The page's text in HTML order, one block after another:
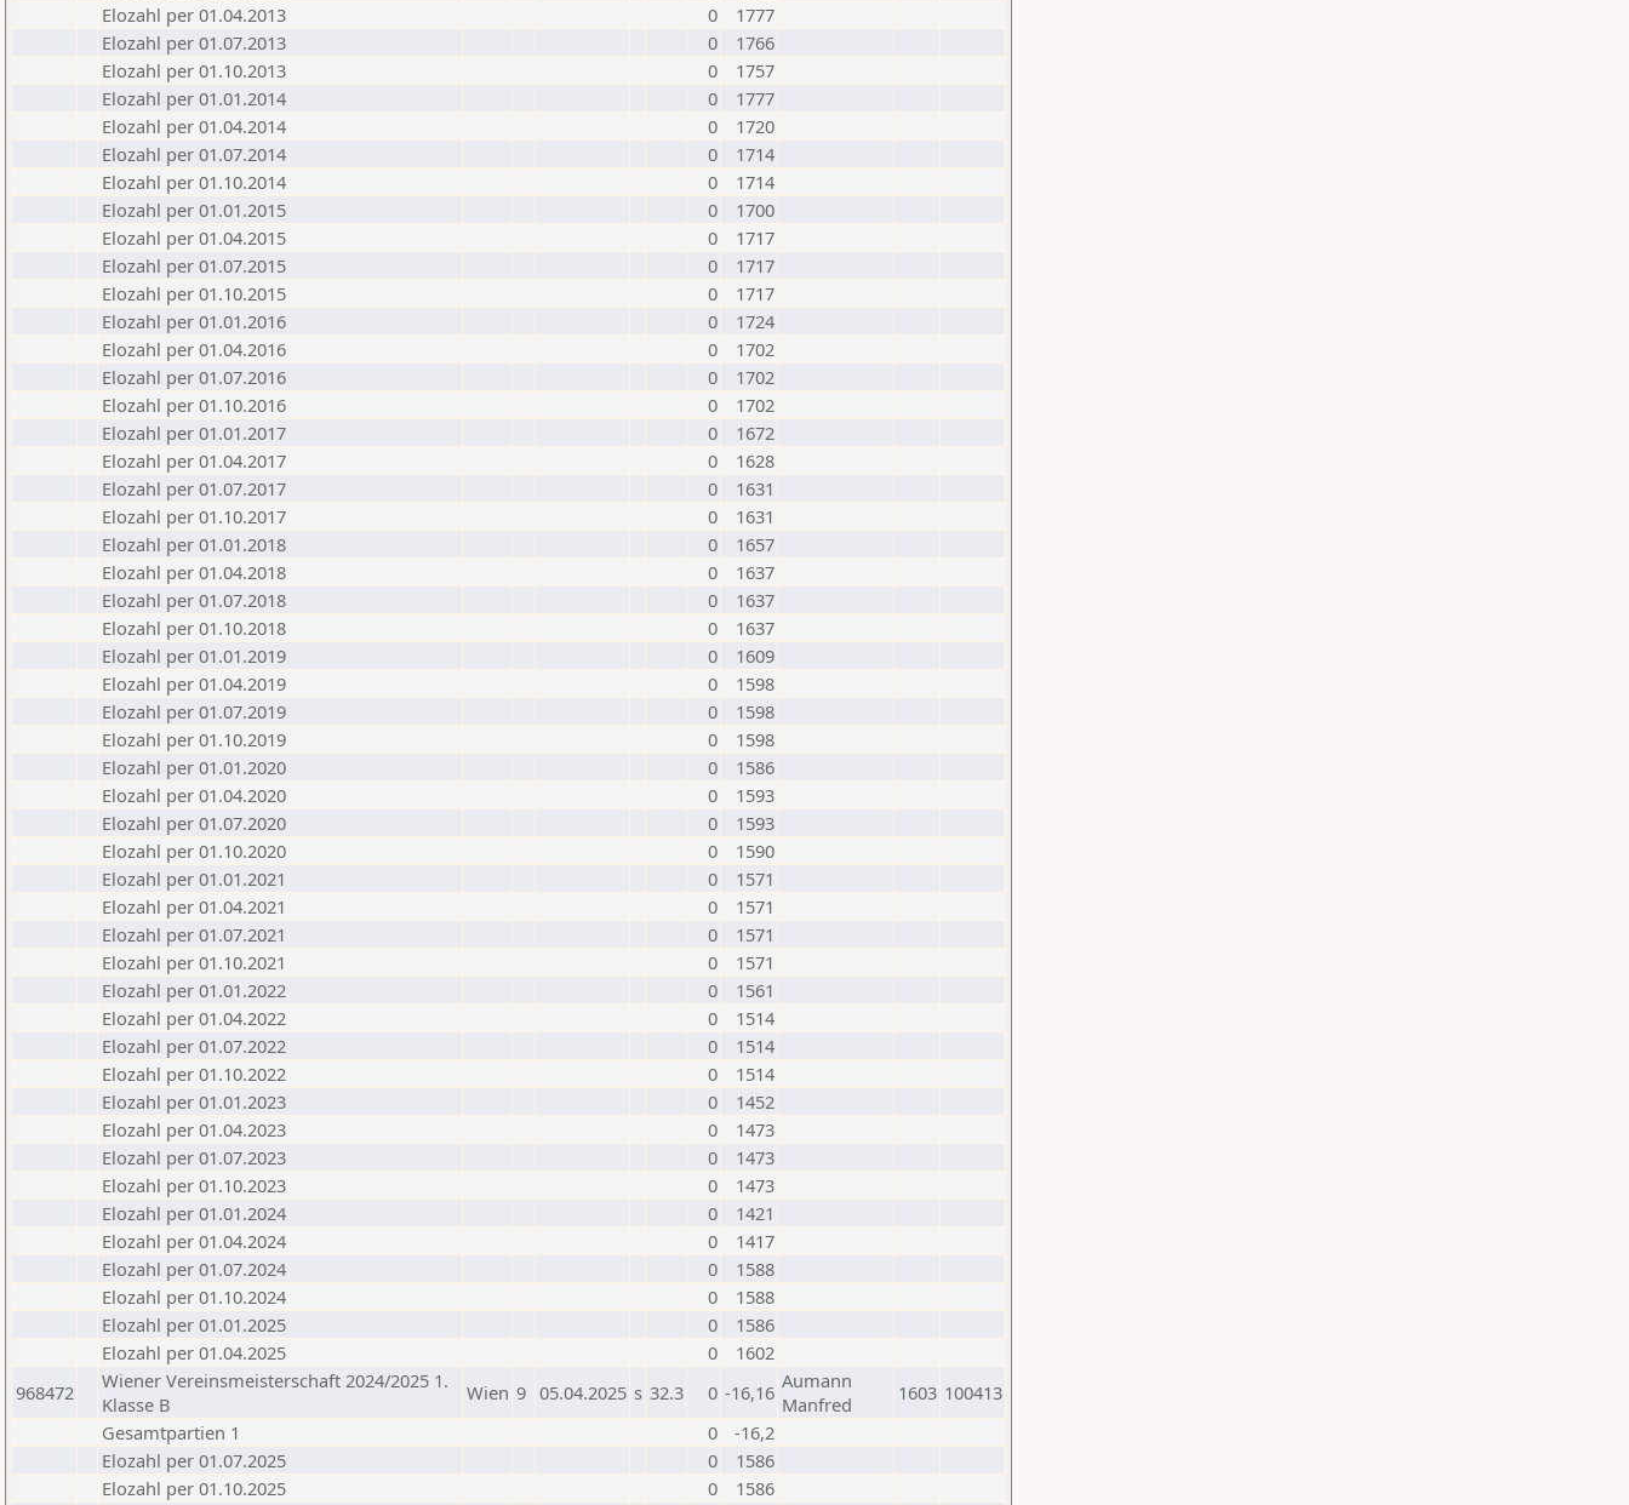
Elozahl per 01.04.2013
0
1777
Elozahl per 01.07.2013
0
1766
Elozahl per 01.10.2013
0
1757
Elozahl per 01.01.2014
0
1777
Elozahl per 01.04.2014
0
1720
Elozahl per 01.07.2014
0
1714
Elozahl per 01.10.2014
0
1714
Elozahl per 01.01.2015
0
1700
Elozahl per 01.04.2015
0
1717
Elozahl per 01.07.2015
0
1717
Elozahl per 01.10.2015
0
1717
Elozahl per 01.01.2016
0
1724
Elozahl per 01.04.2016
0
1702
Elozahl per 01.07.2016
0
1702
Elozahl per 01.10.2016
0
1702
Elozahl per 01.01.2017
0
1672
Elozahl per 01.04.2017
0
1628
Elozahl per 01.07.2017
0
1631
Elozahl per 01.10.2017
0
1631
Elozahl per 01.01.2018
0
1657
Elozahl per 01.04.2018
0
1637
Elozahl per 01.07.2018
0
1637
Elozahl per 01.10.2018
0
1637
Elozahl per 01.01.2019
0
1609
Elozahl per 01.04.2019
0
1598
Elozahl per 01.07.2019
0
1598
Elozahl per 01.10.2019
0
1598
Elozahl per 01.01.2020
0
1586
Elozahl per 01.04.2020
0
1593
Elozahl per 01.07.2020
0
1593
Elozahl per 01.10.2020
0
1590
Elozahl per 01.01.2021
0
1571
Elozahl per 01.04.2021
0
1571
Elozahl per 01.07.2021
0
1571
Elozahl per 01.10.2021
0
1571
Elozahl per 01.01.2022
0
1561
Elozahl per 01.04.2022
0
1514
Elozahl per 01.07.2022
0
1514
Elozahl per 01.10.2022
0
1514
Elozahl per 01.01.2023
0
1452
Elozahl per 01.04.2023
0
1473
Elozahl per 01.07.2023
0
1473
Elozahl per 01.10.2023
0
1473
Elozahl per 01.01.2024
0
1421
Elozahl per 01.04.2024
0
1417
Elozahl per 01.07.2024
0
1588
Elozahl per 01.10.2024
0
1588
Elozahl per 01.01.2025
0
1586
Elozahl per 01.04.2025
0
1602
968472
Wiener Vereinsmeisterschaft 2024/2025 1.
Klasse B
Wien 9 05.04.2025 s 32.3 0 -16,16 Aumann
Manfred
1603 100413
Gesamtpartien 1
0
-16,2
Elozahl per 01.07.2025
0
1586
Elozahl per 01.10.2025
0
1586